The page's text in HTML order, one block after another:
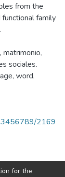
from the
family
matrimonio,
sociales.
word,
2169
for the